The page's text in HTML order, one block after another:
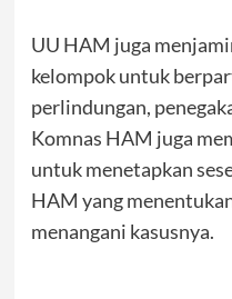
UU HAM juga
kelompok untuk
perlindungan,
Komnas HAM juga
untuk menetapkan
HAM yang
menangani kasusnya.